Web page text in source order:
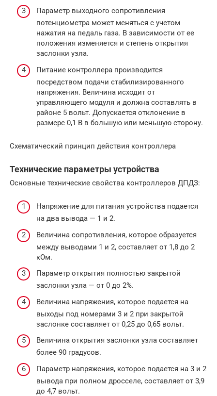
Параметр выходного сопротивления
потенциометра может меняться с учетом
нажатия на педаль газа. В зависимости от ее
положения изменяется и степень открытия
заслонки узла.
Питание контроллера производится
посредством подачи стабилизированного
напряжения. Величина исходит от
управляющего модуля и должна составлять в
районе 5 вольт. Допускается отклонение в
размере 0,1 В в большую или меньшую сторону.
Схематический принцип действия контроллера
Технические параметры устройства
Основные технические свойства контроллеров ДПДЗ:
Напряжение для питания устройства подается
на два вывода — 1 и 2.
Величина сопротивления, которое образуется
между выводами 1 и 2, составляет от 1,8 до 2
кОм.
Параметр открытия полностью закрытой
заслонки узла — от 0 до 2%.
Величина напряжения, которое подается на
выходы под номерами 3 и 2 при закрытой
заслонке составляет от 0,25 до 0,65 вольт.
Величина открытия заслонки узла составляет
более 90 градусов.
Параметр напряжения, которое подается на 3 и 2
вывода при полном дросселе, составляет от 3,9
до 4,7 вольт.